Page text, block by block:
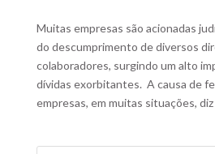
Muitas empresas são acionadas
do descumprimento de diversos
colaboradores, surgindo um alto
dívidas exorbitantes. A causa de
empresas, em muitas situações,